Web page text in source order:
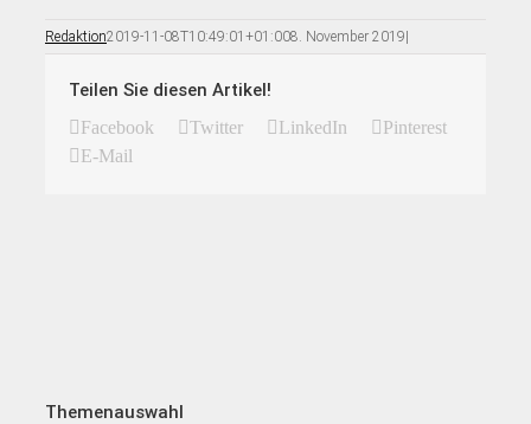
Redaktion2019-11-08T10:49:01+01:008. November 2019|
Teilen Sie diesen Artikel!
Facebook Twitter LinkedIn
Pinterest
E-Mail
Themenauswahl